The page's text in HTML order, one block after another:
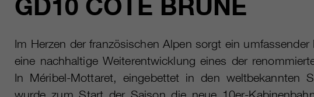
GD10 CÔTE BRUNE
Im Herzen der französischen Alpen sorgt ein
eine nachhaltige Weiterentwicklung eines der
In Méribel-Mottaret, eingebettet in den weltbekannten
Anbieter
Laufzeit